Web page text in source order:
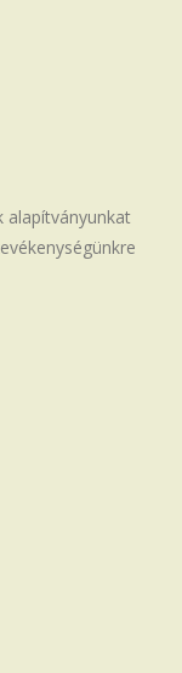
alapítványunkat